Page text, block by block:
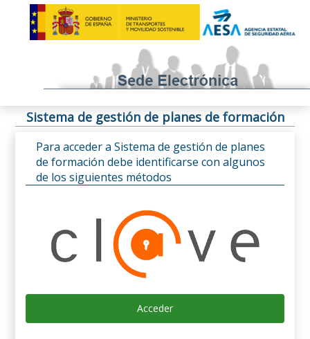
Sistema de gestión de planes de formación
Para acceder a Sistema de gestión de planes
de formación debe identificarse con algunos
de los siguientes métodos
Acceder